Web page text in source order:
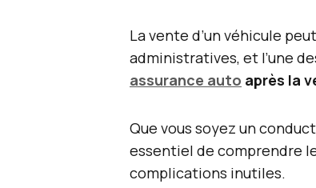
La vente d’un véhicule
administratives, et l’une
assurance auto après la
Que vous soyez un
essentiel de comprendre
complications inutiles.